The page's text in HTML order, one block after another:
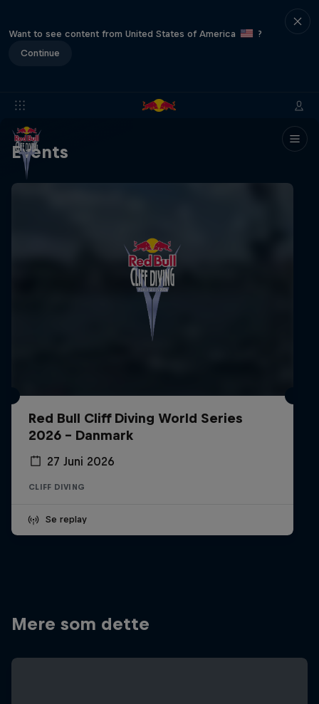
Want to see content from United States of America
?
Continue
Events
Red Bull Cliff Diving World Series
2026 - Danmark
27 Juni 2026
CLIFF DIVING
Se replay
Mere som dette